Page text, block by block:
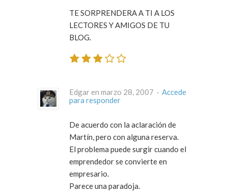
TE SORPRENDERA A TI A LOS
LECTORES Y AMIGOS DE TU
BLOG.
Edgar en marzo 28, 2007 · Accede
para responder
De acuerdo con la aclaración de
Martín, pero con alguna reserva.
El problema puede surgir cuando el
emprendedor se convierte en
empresario.
Parece una paradoja.